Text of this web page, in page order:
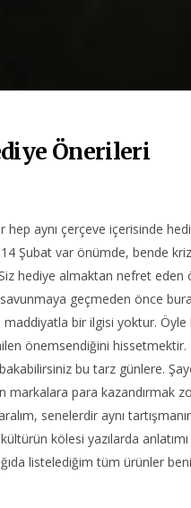
Önerileri
aynı çerçeve içerisinde
Şubat var önümde, bende
hediye almaktan nefret eden
geçmeden önce
bir ilgisi yoktur. Öyle
önemsendiğini hissetmektir.
bu tarz günlere.
markalara para kazandırmak
senelerdir aynı
kölesi yazılarda
listelediğim tüm ürünler